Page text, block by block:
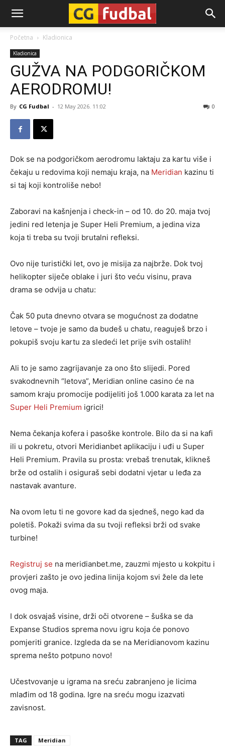
CG-
Fudbal
Početna Kladionica
Kladionica
GUŽVA NA PODGORIČKOM
AERODROMU!
By CG Fudbal - 12 May 2026. 11:02 0
Dok se na podgoričkom aerodromu laktaju za kartu više i
čekaju u redovima koji nemaju kraja, na Meridian kazinu ti
si taj koji kontroliše nebo!
Zaboravi na kašnjenja i check-in – od 10. do 20. maja tvoj
jedini red letenja je Super Heli Premium, a jedina viza
koja ti treba su tvoji brutalni refleksi.
Ovo nije turistički let, ovo je misija za najbrže. Dok tvoj
helikopter siječe oblake i juri što veću visinu, prava
drama se odvija u chatu:
Čak 50 puta dnevno otvara se mogućnost za dodatne
letove – tvoje je samo da budeš u chatu, reaguješ brzo i
pokupiš svoju kartu za sledeći let prije svih ostalih!
Ali to je samo zagrijavanje za ono što slijedi. Pored
svakodnevnih “letova”, Meridian online casino će na
samom kraju promocije podijeliti još 1.000 karata za let na
Super Heli Premium igrici!
Nema čekanja kofera i pasoške kontrole. Bilo da si na kafi
ili u pokretu, otvori Meridianbet aplikaciju i uđi u Super
Heli Premium. Pravila su prosta: vrebaš trenutak, klikneš
brže od ostalih i osiguraš sebi dodatni vjetar u leđa za
nastavak avanture.
Na ovom letu ti ne govore kad da sjedneš, nego kad da
poletiš. Pokaži svima da su tvoji refleksi brži od svake
turbine!
Registruj se na meridianbet.me, zauzmi mjesto u kokpitu i
provjeri zašto je ovo jedina linija kojom svi žele da lete
ovog maja.
I dok osvajaš visine, drži oči otvorene – šuška se da
Expanse Studios sprema novu igru koja će ponovo
pomjeriti granice. Izgleda da se na Meridianovom kazinu
sprema nešto potpuno novo!
Učestvovanje u igrama na sreću zabranjeno je licima
mlađim od 18 godina. Igre na sreću mogu izazvati
zavisnost.
TAG Meridian